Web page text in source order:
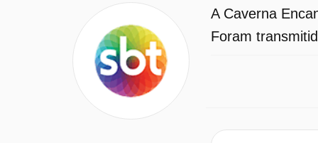
A Caverna
Foram